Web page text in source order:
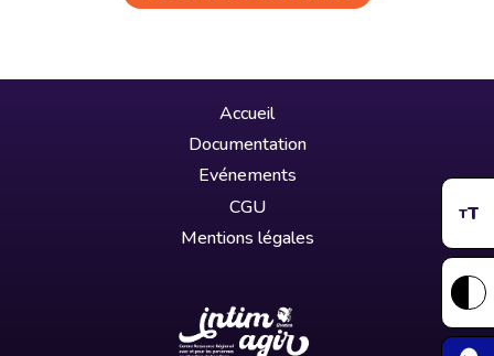
TT
Accueil
Documentation
Evénements
CGU
Mentions légales